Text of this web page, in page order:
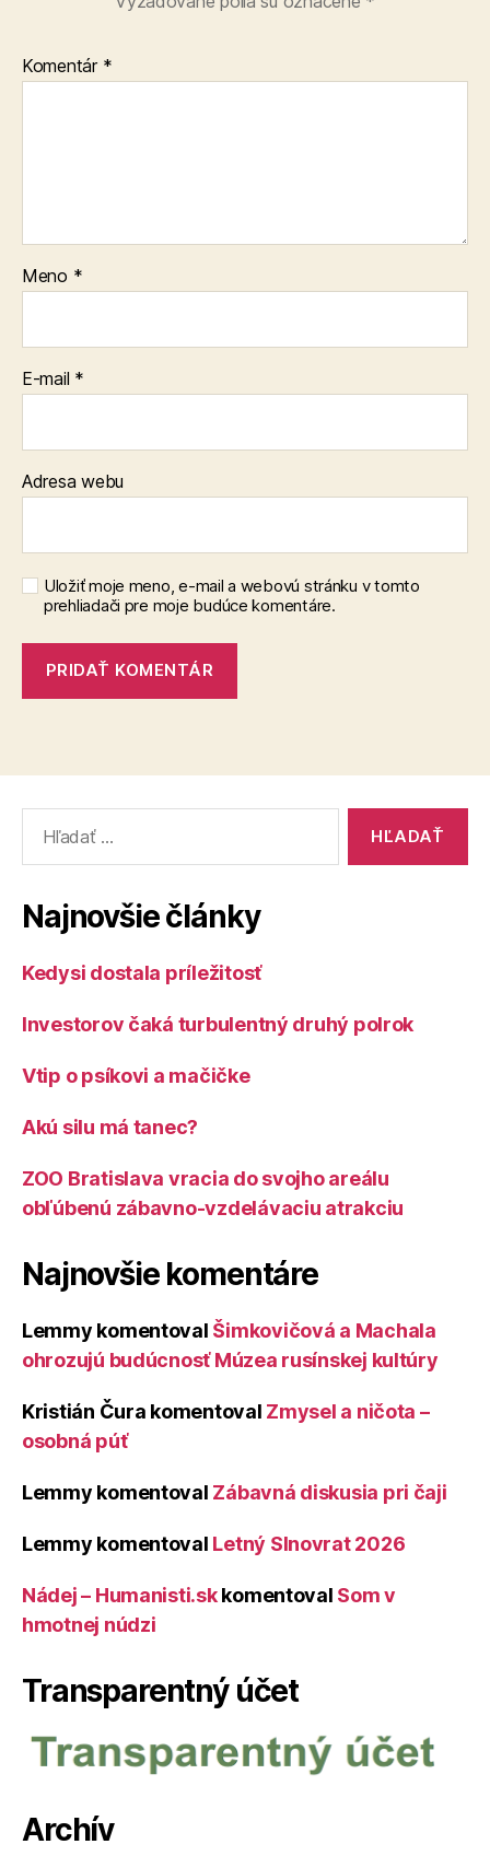
Komentár *
Meno *
E-mail *
Adresa webu
Uložiť moje meno, e-mail a webovú stránku v tomto
prehliadači pre moje budúce komentáre.
Najnovšie články
Kedysi dostala príležitosť
Investorov čaká turbulentný druhý polrok
Vtip o psíkovi a mačičke
Akú silu má tanec?
ZOO Bratislava vracia do svojho areálu
obľúbenú zábavno-vzdelávaciu atrakciu
Najnovšie komentáre
Lemmy komentoval Šimkovičová a Machala
ohrozujú budúcnosť Múzea rusínskej kultúry
Kristián Čura komentoval Zmysel a ničota –
osobná púť
Lemmy komentoval Zábavná diskusia pri čaji
Lemmy komentoval Letný Slnovrat 2026
Nádej – Humanisti.skkomentoval Som v
hmotnej núdzi
Transparentný účet
Archív